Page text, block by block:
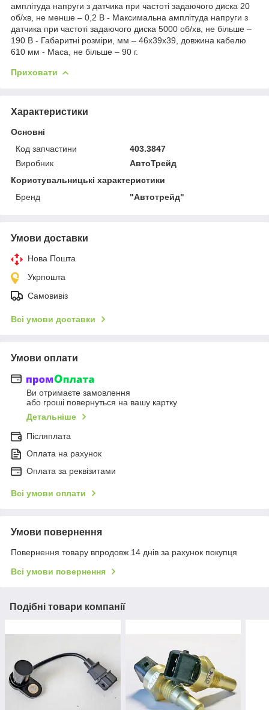
амплітуда напруги з датчика при частоті задаючого диска 20
об/хв, не менше – 0,2 В - Максимальна амплітуда напруги з
датчика при частоті задаючого диска 5000 об/хв, не більше –
190 В - Габаритні розміри, мм – 46x39x39, довжина кабелю
610 мм - Маса, не більше – 90 г.
Приховати
Характеристики
Основні
Код запчастини
403.3847
Виробник
АвтоТрейд
Користувальницькі характеристики
Бренд
"Автoтрейд"
Умови доставки
Нова Пошта
Укрпошта
Самовивіз
Всі умови доставки
Умови оплати
Ви отримаєте замовлення
або гроші повернуться на вашу картку
Детальніше
Післяплата
Оплата на рахунок
Оплата за реквізитами
Всі умови оплати
Умови повернення
Повернення товару впродовж 14 днів за рахунок покупця
Всі умови повернення
Подібні товари компанії